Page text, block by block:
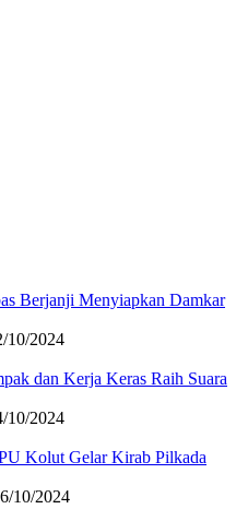
Berjanji Menyiapkan Damkar
10/2024
dan Kerja Keras Raih Suara
10/2024
Kolut Gelar Kirab Pilkada
10/2024